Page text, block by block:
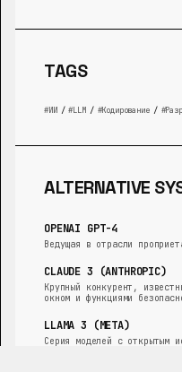
TAGS
ИИ / LLM / Кодирование /
ALTERNATIVE
OPENAI GPT-4
Ведущая в отрасли
CLAUDE 3 (ANTHROPIC)
Крупный конкурент,
окном и функциями
LLAMA 3 (META)
Серия моделей с открытым